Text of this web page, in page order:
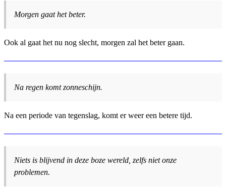
Morgen gaat het beter.
Ook al gaat het nu nog slecht, morgen zal het beter gaan.
Na regen komt zonneschijn.
Na een periode van tegenslag, komt er weer een betere tijd.
Niets is blijvend in deze boze wereld, zelfs niet onze
problemen.